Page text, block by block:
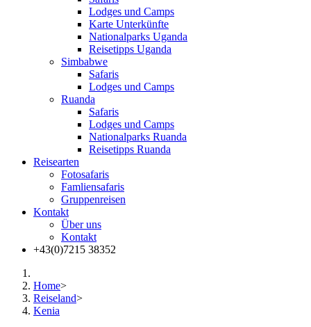
Lodges und Camps
Karte Unterkünfte
Nationalparks Uganda
Reisetipps Uganda
Simbabwe
Safaris
Lodges und Camps
Ruanda
Safaris
Lodges und Camps
Nationalparks Ruanda
Reisetipps Ruanda
Reisearten
Fotosafaris
Famliensafaris
Gruppenreisen
Kontakt
Über uns
Kontakt
+43(0)7215 38352
Home>
Reiseland>
Kenia